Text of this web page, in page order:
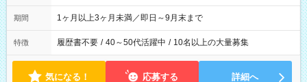
期間 1ヶ月以上3ヶ月未満／即日～9月末まで
特徴 履歴書不要 / 40～50代活躍中 / 10名以上の大量募集
気になる！ 応募する 詳細へ